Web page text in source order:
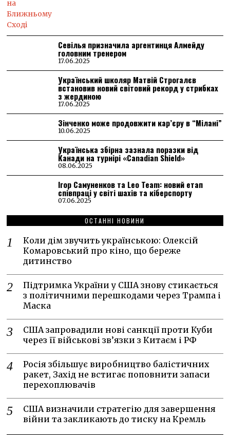
Севілья призначила аргентинця Алмейду
головним тренером
17.06.2025
Український школяр Матвій Строгалєв
встановив новий світовий рекорд у стрибках
з жердиною
17.06.2025
Зінченко може продовжити кар’єру в “Мілані”
10.06.2025
Українська збірна зазнала поразки від
Канади на турнірі «Canadian Shield»
08.06.2025
Ігор Самуненков та Leo Team: новий етап
співпраці у світі шахів та кіберспорту
07.06.2025
ОСТАННІ НОВИНИ
Коли дім звучить українською: Олексій
Комаровський про кіно, що береже
дитинство
Підтримка України у США знову стикається
з політичними перешкодами через Трампа і
Маска
США запровадили нові санкції проти Куби
через її військові зв’язки з Китаєм і РФ
Росія збільшує виробництво балістичних
ракет, Захід не встигає поповнити запаси
перехоплювачів
США визначили стратегію для завершення
війни та закликають до тиску на Кремль